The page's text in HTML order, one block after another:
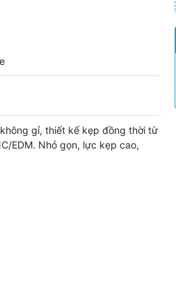
gỉ, thiết kế kẹp đồng thời từ
EDM. Nhỏ gọn, lực kẹp cao,